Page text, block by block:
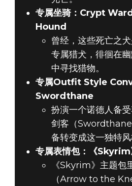
专属坐骑：Crypt
Hound
曾经，这些死亡之
专属猎犬，徘徊在
中寻找猎物。
专属Outfit Style
Swordthane
扮演一个诺德人备
剑客（Swordthane
备转变成这一独特风
专属表情包：《Skyrim
《Skyrim》主题包
（Arrow to the